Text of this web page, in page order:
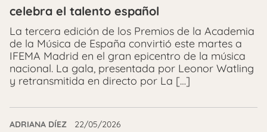
celebra el talento español
La tercera edición de los Premios de la Academia
de la Música de España convirtió este martes a
IFEMA Madrid en el gran epicentro de la música
nacional. La gala, presentada por Leonor Watling
y retransmitida en directo por La […]
ADRIANA DÍEZ 22/05/2026